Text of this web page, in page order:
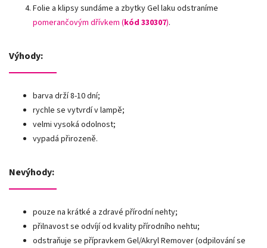
Folie a klipsy sundáme a zbytky Gel laku odstraníme
pomerančovým dřívkem (kód 330307).
Výhody:
barva drží 8-10 dní;
rychle se vytvrdí v lampě;
velmi vysoká odolnost;
vypadá přirozeně.
Nevýhody:
pouze na krátké a zdravé přírodní nehty;
přilnavost se odvíjí od kvality přírodního nehtu;
odstraňuje se přípravkem Gel/Akryl Remover (odpilování se